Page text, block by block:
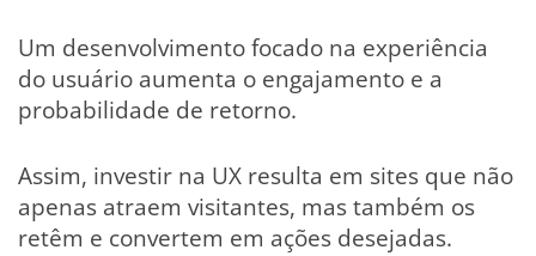
Um desenvolvimento focado na experiência
do usuário aumenta o engajamento e a
probabilidade de retorno.
Assim, investir na UX resulta em sites que não
apenas atraem visitantes, mas também os
retêm e convertem em ações desejadas.